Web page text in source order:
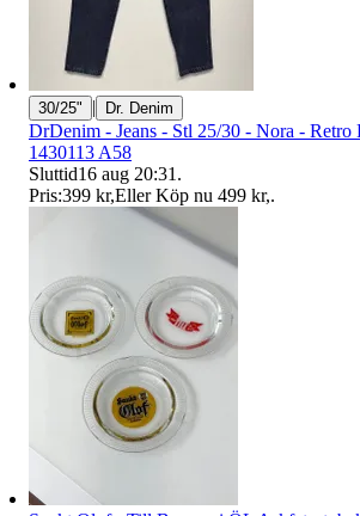
30/25" | Dr. Denim
DrDenim - Jeans - Stl 25/30 - Nora -
1430113 A58
Sluttid16 aug 20:31 .
Pris:399 kr,Eller Köp nu 499 kr,.